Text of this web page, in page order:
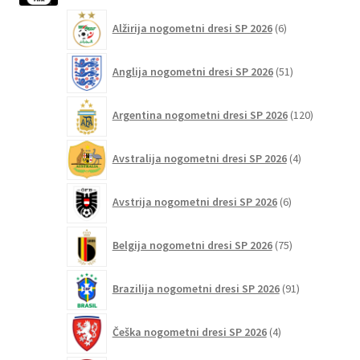
strani
Alžirija nogometni dresi SP 2026 6izdelkov
Anglija nogometni dresi SP 2026 51izdelkov
Argentina nogometni dresi SP 2026 120izdelkov
Avstralija nogometni dresi SP 2026 4izdelki
Avstrija nogometni dresi SP 2026 6izdelkov
Belgija nogometni dresi SP 2026 75izdelkov
Brazilija nogometni dresi SP 2026 91izdelkov
Češka nogometni dresi SP 2026 4izdelki